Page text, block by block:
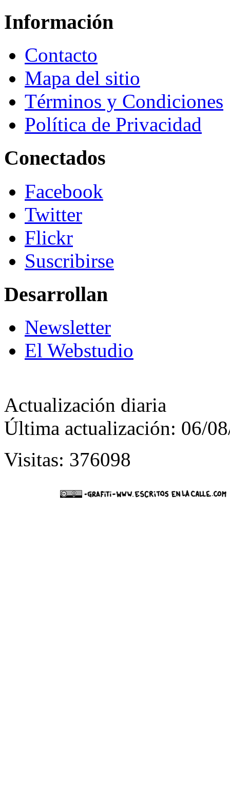
Información
Contacto
Mapa del sitio
Términos y Condiciones
Política de Privacidad
Conectados
Facebook
Twitter
Flickr
Suscribirse
Desarrollan
Newsletter
El Webstudio
Actualización diaria
Última actualización: 06/
Visitas: 376098